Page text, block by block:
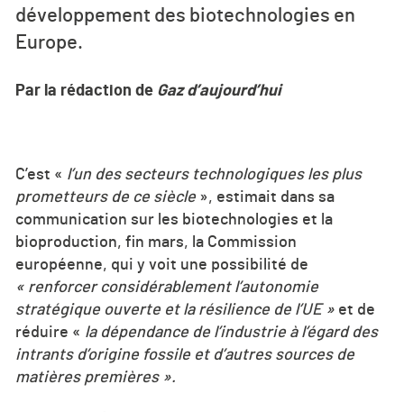
développement des biotechnologies en
Europe.
Par la rédaction de Gaz d’aujourd’hui
C’est « l’un des secteurs technologiques les plus
prometteurs de ce siècle », estimait dans sa
communication sur les biotechnologies et la
bioproduction, fin mars, la Commission
européenne, qui y voit une possibilité de
« renforcer considérablement l’autonomie
stratégique ouverte et la résilience de l’UE » et de
réduire « la dépendance de l’industrie à l’égard des
intrants d’origine fossile et d’autres sources de
matières premières ».